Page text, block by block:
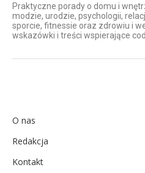
Praktyczne porady o domu i
modzie, urodzie, psychologii,
sporcie, fitnessie oraz zdrowiu i
wskazówki i treści wspierające
O nas
Redakcja
Kontakt